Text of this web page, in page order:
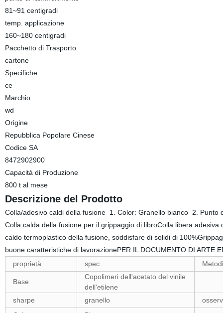
81~91 centigradi
temp. applicazione
160~180 centigradi
Pacchetto di Trasporto
cartone
Specifiche
ce
Marchio
wd
Origine
Repubblica Popolare Cinese
Codice SA
8472902900
Capacità di Produzione
800 t al mese
Descrizione del Prodotto
Colla/adesivo caldi della fusione 1. Color: Granello bianco 2.
Colla calda della fusione per il grippaggio di libroColla libera
caldo termoplastico della fusione, soddisfare di solidi di
buone caratteristiche di lavorazionePER IL DOCUMENTO DI ARTE
proprietà
spec.
Base
Copolimeri dell'acetato del vinile
dell'etilene
sharpe
granello